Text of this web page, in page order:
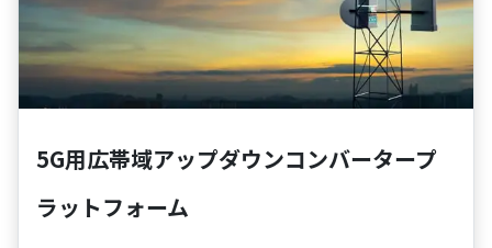
5G用広帯域アップダウンコンバータープ
ラットフォーム